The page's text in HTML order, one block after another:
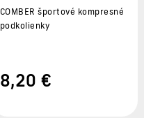
COMBER športové kompresné
podkolienky
8,20 €